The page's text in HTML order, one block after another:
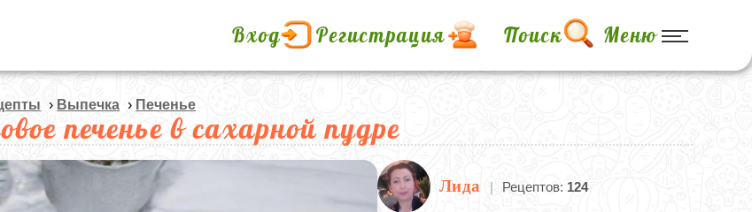
Вход Регистрация Поиск Меню
› Выпечка › Печенье
печенье в сахарной пудре
Лида | Рецептов: 124